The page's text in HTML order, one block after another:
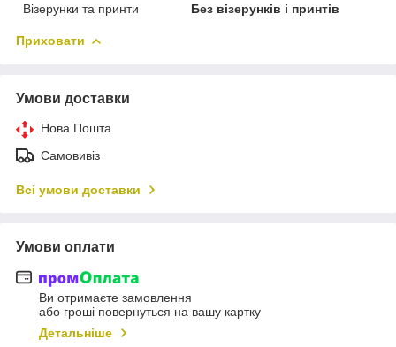
Візерунки та принти
Без візерунків і принтів
Приховати
Умови доставки
Нова Пошта
Самовивіз
Всі умови доставки
Умови оплати
Ви отримаєте замовлення
або гроші повернуться на вашу картку
Детальніше